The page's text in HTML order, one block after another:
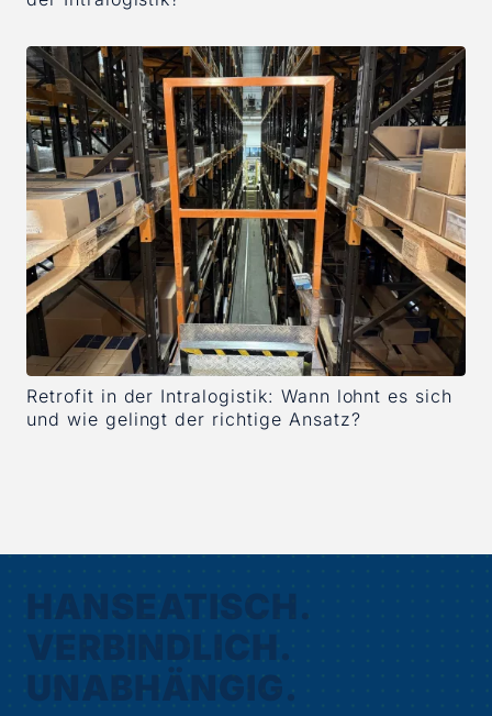
Retrofit in der Intralogistik: Wann lohnt es sich
und wie gelingt der richtige Ansatz?
HANSEATISCH.
VERBINDLICH.
UNABHÄNGIG.